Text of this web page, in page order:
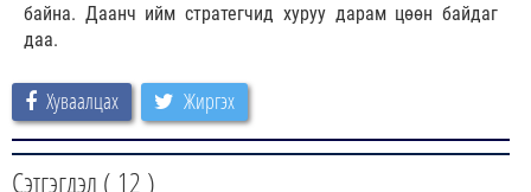
байна. Даанч ийм стратегчид хуруу дарам цөөн байдаг
даа.
Хуваалцах Жиргэх
Сэтгэгдэл ( 12 )